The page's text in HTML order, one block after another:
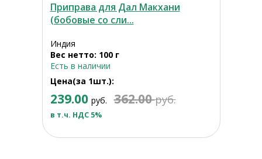
Приправа для Дал Макхани
(бобовые со сли...
Индия
Вес нетто: 100 г
Есть в наличии
Цена(за 1шт.):
239.00 руб. 362.00руб.
в т.ч. НДС 5%